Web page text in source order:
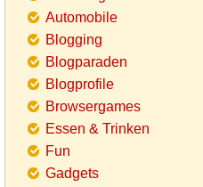
Automobile
Blogging
Blogparaden
Blogprofile
Browsergames
Essen & Trinken
Fun
Gadgets